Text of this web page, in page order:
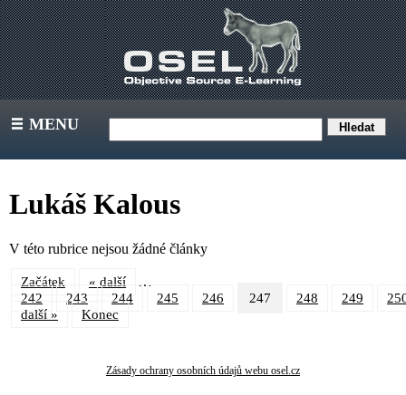
III MENU
Lukáš Kalous
V této rubrice nejsou žádné články
Začátek « další …
242 243 244 245 246 247 248 249
další »
Konec
Zásady ochrany osobních údajů webu osel.cz